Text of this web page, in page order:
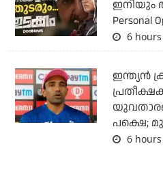
ഇനിയും
Personal
6
ഇന്ത്യന്‍
പക്ഷെ;
6